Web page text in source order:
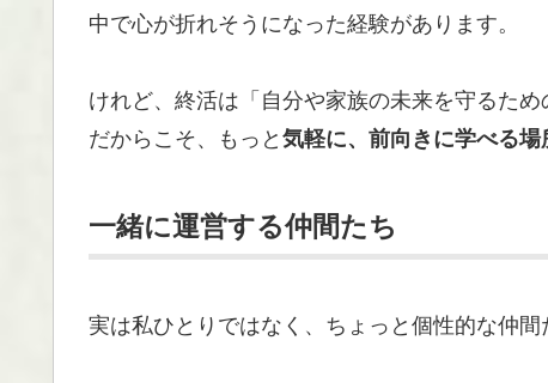
中で心が折れそうになった経験があります。
けれど、終活は「自分や家族の未来を守るため
だからこそ、もっと気軽に、前向きに学べる場
一緒に運営する仲間たち
実は私ひとりではなく、ちょっと個性的な仲間